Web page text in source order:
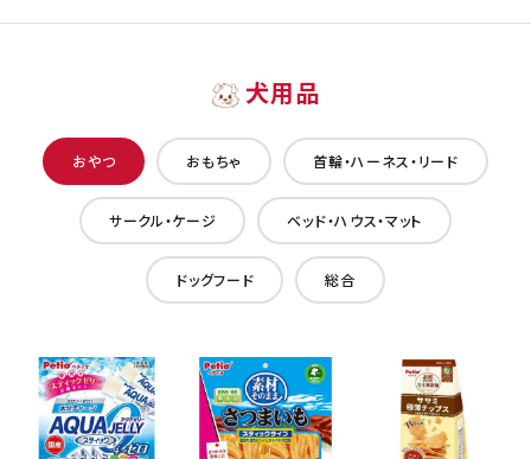
犬用品
おやつ おもちゃ 首輪・ハーネス・リード
サークル・ケージ ベッド・ハウス・マット
ドッグフード 総合